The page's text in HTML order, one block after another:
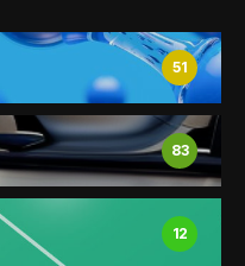
51
83
12